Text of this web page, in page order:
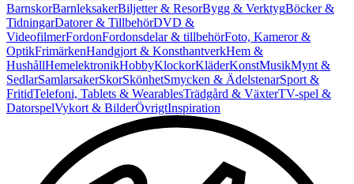
BarnskorBarnleksakerBiljetter & ResorBygg & VerktygBöcker &
TidningarDatorer & TillbehörDVD &
VideofilmerFordonFordonsdelar & tillbehörFoto, Kameror &
OptikFrimärkenHandgjort & KonsthantverkHem &
HushållHemelektronikHobbyKlockorKläderKonstMusikMynt &
SedlarSamlarsakerSkorSkönhetSmycken & ÄdelstenarSport &
FritidTelefoni, Tablets & WearablesTrädgård & VäxterTV-spel &
DatorspelVykort & BilderÖvrigtInspiration